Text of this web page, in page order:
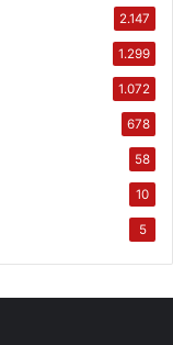
2.147
1.299
1.072
678
58
10
5